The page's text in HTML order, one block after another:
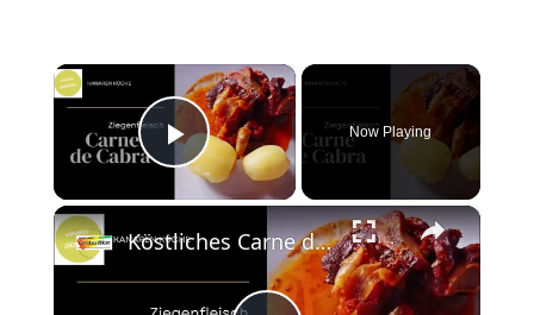
×
Play Video
Now Playing
×
Köstliches Carne de Cabra – Ziegenfleisch